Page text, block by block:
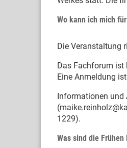
Wo kann ich mich
Die Veranstaltung
Das Fachforum ist
Eine Anmeldung
Informationen
1229).
Was sind die Frühen